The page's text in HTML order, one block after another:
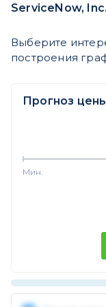
ServiceNow, Inc.
Выберите
построения
Прогноз
Мин.